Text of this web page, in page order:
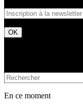
En ce moment